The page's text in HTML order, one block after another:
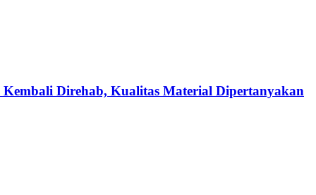
Direhab, Kualitas Material Dipertanyakan